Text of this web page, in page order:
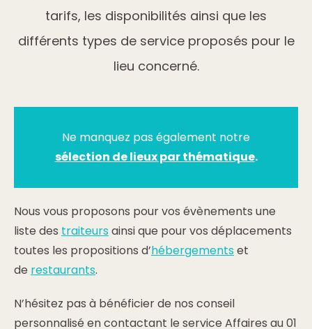
tarifs, les disponibilités ainsi que les
différents types de service proposés pour le
lieu concerné.
Ne manquez pas également notre
sélection de lieux par thématique.
Nous vous proposons pour vos évènements une
liste des traiteursainsi que pour vos déplacements
toutes les propositions d’hébergementset
de restaurants.
N’hésitez pas à bénéficier de nos conseil
personnalisé en contactant le service Affaires au 01